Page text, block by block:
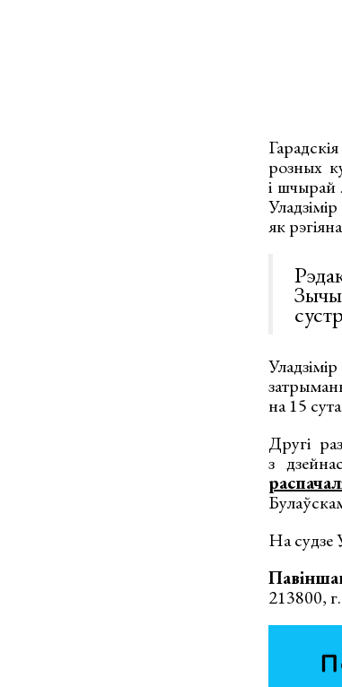
розных
і шчырай
як
на 15
Другі
з
На судзе
213800,